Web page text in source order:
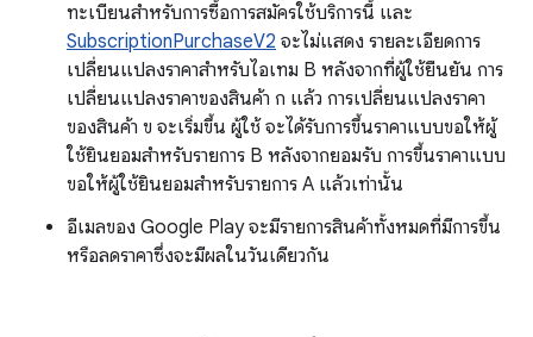
ทะเบียนสำหรับการซื้อการสมัครใช้บริการนี้ และ
SubscriptionPurchaseV2 จะไม่แสดง รายละเอียดการ
เปลี่ยนแปลงราคาสำหรับไอเทม B หลังจากที่ผู้ใช้ยืนยัน การ
เปลี่ยนแปลงราคาของสินค้า ก แล้ว การเปลี่ยนแปลงราคา
ของสินค้า ข จะเริ่มขึ้น ผู้ใช้ จะได้รับการขึ้นราคาแบบขอให้ผู้
ใช้ยินยอมสำหรับรายการ B หลังจากยอมรับ การขึ้นราคาแบบ
ขอให้ผู้ใช้ยินยอมสำหรับรายการ A แล้วเท่านั้น
อีเมลของ Google Play จะมีรายการสินค้าทั้งหมดที่มีการขึ้น
หรือลดราคาซึ่งจะมีผลในวันเดียวกัน